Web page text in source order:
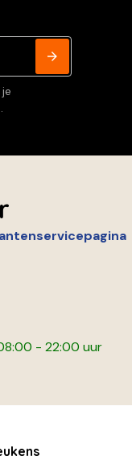
- 22:00 uur